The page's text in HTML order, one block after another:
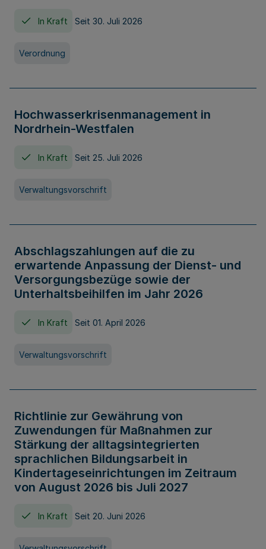
In Kraft Seit 30. Juli 2026
Verordnung
Hochwasserkrisenmanagement in
Nordrhein-Westfalen
In Kraft Seit 25. Juli 2026
Verwaltungsvorschrift
Abschlagszahlungen auf die zu
erwartende Anpassung der Dienst- und
Versorgungsbezüge sowie der
Unterhaltsbeihilfen im Jahr 2026
In Kraft Seit 01. April 2026
Verwaltungsvorschrift
Richtlinie zur Gewährung von
Zuwendungen für Maßnahmen zur
Stärkung der alltagsintegrierten
sprachlichen Bildungsarbeit in
Kindertageseinrichtungen im Zeitraum
von August 2026 bis Juli 2027
In Kraft Seit 20. Juni 2026